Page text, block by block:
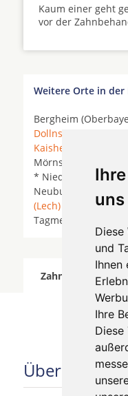
und
Ihnen
Ihre
Kaum einer geht
vor der
Weitere Orte in der
Bergheim
Dollnstein
Kaisheim
Mörnsheim *
*
Neuburg/Donau *
(Lech)
Tagmersheim *
Zahnärzte für
wurde am
Über uns